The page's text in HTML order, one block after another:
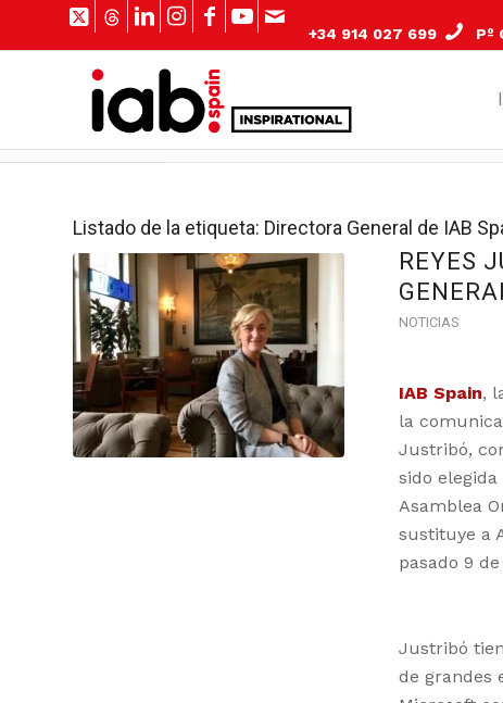
+34 914 027 699
Pº
Listado de la etiqueta: Directora General de IAB
REYES
NOTICIAS
IAB Spain,
la
Justribó,
sido
Asamblea
sustituye a
pasado 9
Justribó
de grandes